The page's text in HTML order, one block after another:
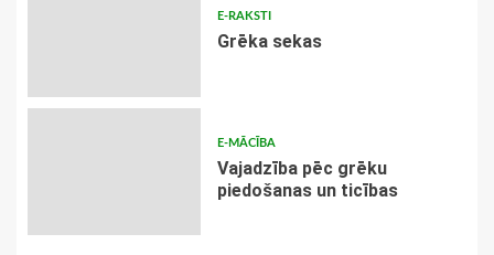
E-RAKSTI
Grēka sekas
E-MĀCĪBA
Vajadzība pēc grēku
piedošanas un ticības